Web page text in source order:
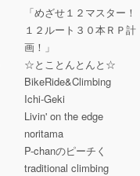
「めざせ１２マスター！
１２ルート３０本ＲＰ計
画！」
☆とことんとんと☆
BikeRide&Climbing
Ichi-Geki
Livin' on the edge
noritama
P-chanのピーチく
traditional climbing